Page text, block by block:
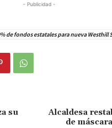
- Publicidad -
de fondos estatales para nueva Westhill
su
Alcaldesa
de